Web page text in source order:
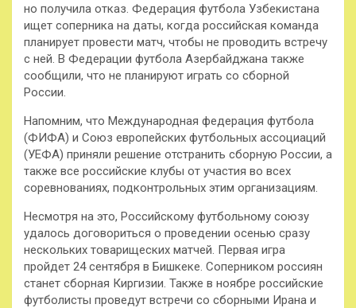
но получила отказ. Федерация футбола Узбекистана
ищет соперника на даты, когда российская команда
планирует провести матч, чтобы не проводить встречу
с ней. В Федерации футбола Азербайджана также
сообщили, что не планируют играть со сборной
России.
Напомним, что Международная федерация футбола
(ФИФА) и Союз европейских футбольных ассоциаций
(УЕФА) приняли решение отстранить сборную России, а
также все российские клубы от участия во всех
соревнованиях, подконтрольных этим организациям.
Несмотря на это, Российскому футбольному союзу
удалось договориться о проведении осенью сразу
нескольких товарищеских матчей. Первая игра
пройдет 24 сентября в Бишкеке. Соперником россиян
станет сборная Киргизии. Также в ноябре российские
футболисты проведут встречи со сборными Ирана и